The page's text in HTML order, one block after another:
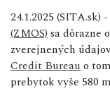
24.1.2025 (SITA.sk) -
(ZMOS) sa dôrazne
zverejnených
Credit Bureau o
prebytok vyše 580